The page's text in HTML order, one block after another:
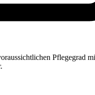
Pflegegrad